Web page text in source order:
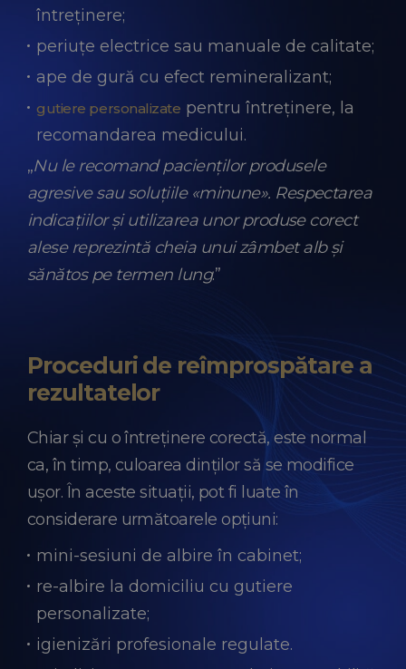
întreținere;
periuțe electrice sau manuale de calitate;
ape de gură cu efect remineralizant;
gutiere personalizate pentru întreținere, la
recomandarea medicului.
„Nu le recomand pacienților produsele
agresive sau soluțiile «minune». Respectarea
indicațiilor și utilizarea unor produse corect
alese reprezintă cheia unui zâmbet alb și
sănătos pe termen lung.”
Proceduri de reîmprospătare a
rezultatelor
Chiar și cu o întreținere corectă, este normal
ca, în timp, culoarea dinților să se modifice
ușor. În aceste situații, pot fi luate în
considerare următoarele opțiuni:
mini-sesiuni de albire în cabinet;
re-albire la domiciliu cu gutiere
personalizate;
igienizări profesionale regulate.